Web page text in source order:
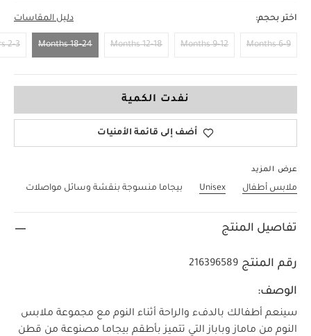
اختر بحجم: دليل المقاسات
6-9 Months
9-12 Months
12-18 Months
18-24 Months
2-3 Years
نفدت الكمية
أضف إلى قائمة الأمنيات
عرض المزيد
ملابس أطفال Unisex بيجاما منسوجة بنقشة وسائل مواصلات
تفاصيل المنتج
رقم المنتج 216396589
الوصف:
سينعم أطفالك بالدفء والراحة أثناء النوم مع مجموعة ملابس
النوم من ماماز وباباز التي تتميز بأطقم بيجاما مصنوعة من قطن